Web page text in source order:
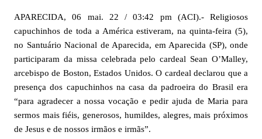
APARECIDA, 06 mai. 22 / 03:42 pm (ACI).- Religiosos
capuchinhos de toda a América estiveram, na quinta-feira (5),
no Santuário Nacional de Aparecida, em Aparecida (SP), onde
participaram da missa celebrada pelo cardeal Sean O’Malley,
arcebispo de Boston, Estados Unidos. O cardeal declarou que a
presença dos capuchinhos na casa da padroeira do Brasil era
“para agradecer a nossa vocação e pedir ajuda de Maria para
sermos mais fiéis, generosos, humildes, alegres, mais próximos
de Jesus e de nossos irmãos e irmãs”.